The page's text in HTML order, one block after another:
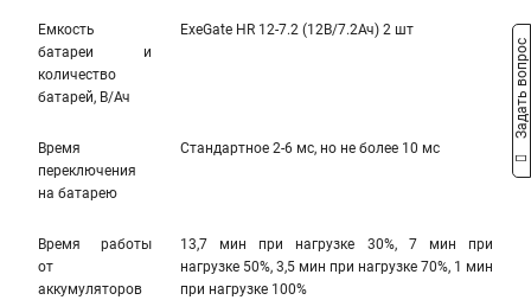
Емкость
батареи и
количество
батарей, В/Ач
ExeGate HR 12-7.2 (12В/7.2Ач) 2 шт
Время
переключения
на батарею
Стандартное 2-6 мс, но не более 10 мс
Время работы
от
аккумуляторов
13,7 мин при нагрузке 30%, 7 мин при
нагрузке 50%, 3,5 мин при нагрузке 70%, 1 мин
при нагрузке 100%
Задать вопрос